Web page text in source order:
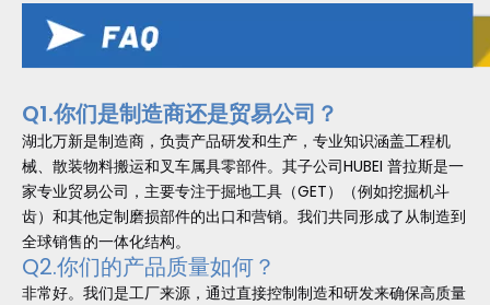
Q1.你们是制造商还是贸易公司？
湖北万新是制造商，负责产品研发和生产，专业知识涵盖工程机
械、散装物料搬运和叉车属具零部件。其子公司HUBEI 普拉斯是一
家专业贸易公司，主要专注于掘地工具（GET）（例如挖掘机斗
齿）和其他定制磨损部件的出口和营销。我们共同形成了从制造到
全球销售的一体化结构。
Q2.你们的产品质量如何？
非常好。我们是工厂来源，通过直接控制制造和研发来确保高质量